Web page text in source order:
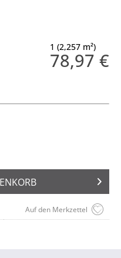
1 (2,257 m²)
78,97 €
Auf den Merkzettel